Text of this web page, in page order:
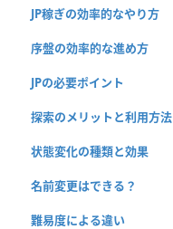
JP稼ぎの効率的なやり方
序盤の効率的な進め方
JPの必要ポイント
探索のメリットと利用方法
状態変化の種類と効果
名前変更はできる？
難易度による違い